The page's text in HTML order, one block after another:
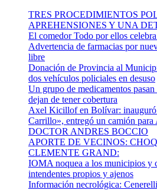
TRES PROCEDIMIENTOS
APREHENSIONES Y UNA
El comedor Todo por ellos
Advertencia de farmacias por
libre
Donación de Provincia al
dos vehículos policiales en desuso
Un grupo de medicamentos
dejan de tener cobertura
Axel Kicillof en Bolívar:
Carrillo», entregó un camión para
DOCTOR ANDRES BOCCIO
APORTE DE VECINOS:
CLEMENTE GRAND:
IOMA noquea a los municipios y
intendentes propios y ajenos
Información necrológica: